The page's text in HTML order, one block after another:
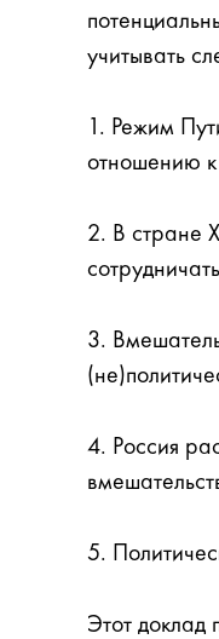
учитывать
1. Режим
отношению к
2. В стране
3.
4. Россия
5.
Этот